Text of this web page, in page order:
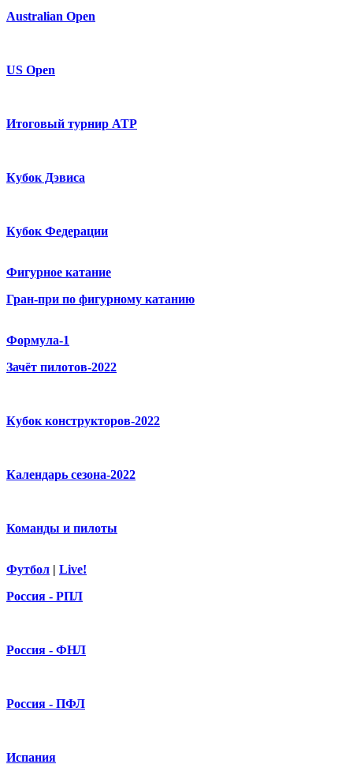
Australian Open
US Open
Итоговый турнир ATP
Кубок Дэвиса
Кубок Федерации
Фигурное катание
Гран-при по фигурному катанию
Формула-1
Зачёт пилотов-2022
Кубок конструкторов-2022
Календарь сезона-2022
Команды и пилоты
Футбол | Live!
Россия - РПЛ
Россия - ФНЛ
Россия - ПФЛ
Испания